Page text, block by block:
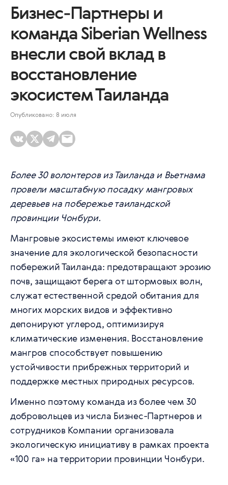
Бизнес-Партнеры и
команда Siberian Wellness
внесли свой вклад в
восстановление
экосистем Таиланда
Опубликовано: 8 июля
Более 30 волонтеров из Таиланда и Вьетнама
провели масштабную посадку мангровых
деревьев на побережье таиландской
провинции Чонбури.
Мангровые экосистемы имеют ключевое
значение для экологической безопасности
побережий Таиланда: предотвращают эрозию
почв, защищают берега от штормовых волн,
служат естественной средой обитания для
многих морских видов и эффективно
депонируют углерод, оптимизируя
климатические изменения. Восстановление
мангров способствует повышению
устойчивости прибрежных территорий и
поддержке местных природных ресурсов.
Именно поэтому команда из более чем 30
добровольцев из числа Бизнес-Партнеров и
сотрудников Компании организовала
экологическую инициативу в рамках проекта
«100 га» на территории провинции Чонбури.